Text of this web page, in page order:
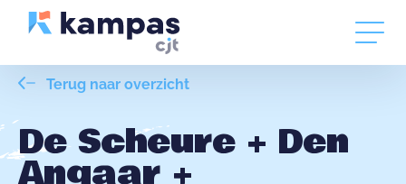
Terug naar overzicht
De Scheure + Den
Angaar +